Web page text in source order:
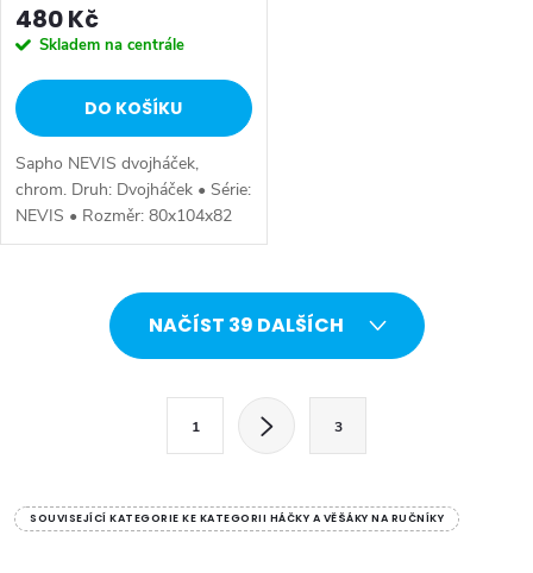
480 Kč
Skladem na centrále
DO KOŠÍKU
Sapho NEVIS dvojháček,
chrom. Druh: Dvojháček • Série:
NEVIS • Rozměr: 80x104x82
mm • Šířka: 80 mm • Výška:
Barva: Chrom • Materiál: Slitina
d
NAČÍST 39 DALŠÍCH
á
1 3
SOUVISEJÍCÍ KATEGORIE KE KATEGORII HÁČKY A VĚŠÁKY NA RUČNÍKY